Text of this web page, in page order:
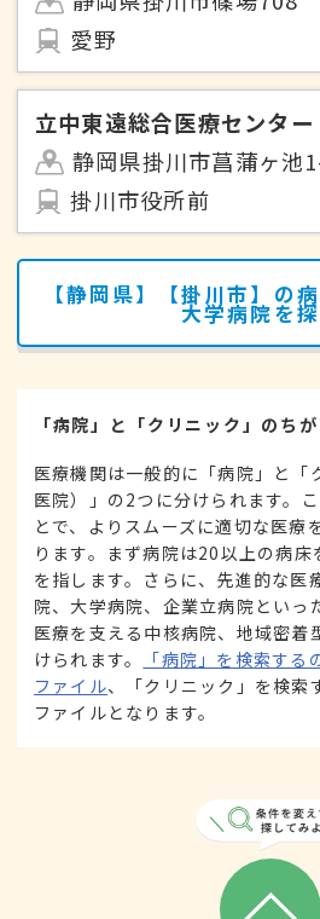
愛野
立中東遠総合医療センター
静岡県掛川市菖蒲ヶ池
掛川市役所前
【静岡県】【掛川市】の
大学病院を
「病院」と「クリニック」のち
医療機関は一般的に「病院」と「
医院）」の2つに分けられます。
とで、よりスムーズに適切な医療
ります。まず病院は20以上の病床
を指します。さらに、先進的な医
院、大学病院、企業立病院といっ
医療を支える中核病院、地域密着
けられます。
「病院」を検索する
ファイル、「クリニック」を検索
ファイルとなります。